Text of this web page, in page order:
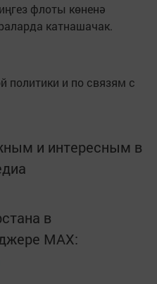
флоты көненә
катнашачак.
политики и по связям с
и интересным в
в
MАХ: